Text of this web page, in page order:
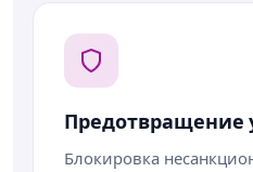
Предотвращение
Блокировка